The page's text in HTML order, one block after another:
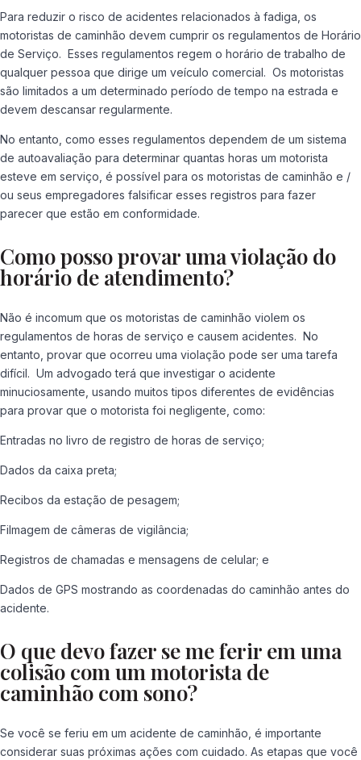
Para reduzir o risco de acidentes relacionados à fadiga, os
motoristas de caminhão devem cumprir os regulamentos de Horário
de Serviço. Esses regulamentos regem o horário de trabalho de
qualquer pessoa que dirige um veículo comercial. Os motoristas
são limitados a um determinado período de tempo na estrada e
devem descansar regularmente.
No entanto, como esses regulamentos dependem de um sistema
de autoavaliação para determinar quantas horas um motorista
esteve em serviço, é possível para os motoristas de caminhão e /
ou seus empregadores falsificar esses registros para fazer
parecer que estão em conformidade.
Como posso provar uma violação do
horário de atendimento?
Não é incomum que os motoristas de caminhão violem os
regulamentos de horas de serviço e causem acidentes. No
entanto, provar que ocorreu uma violação pode ser uma tarefa
difícil. Um advogado terá que investigar o acidente
minuciosamente, usando muitos tipos diferentes de evidências
para provar que o motorista foi negligente, como:
Entradas no livro de registro de horas de serviço;
Dados da caixa preta;
Recibos da estação de pesagem;
Filmagem de câmeras de vigilância;
Registros de chamadas e mensagens de celular; e
Dados de GPS mostrando as coordenadas do caminhão antes do
acidente.
O que devo fazer se me ferir em uma
colisão com um motorista de
caminhão com sono?
Se você se feriu em um acidente de caminhão, é importante
considerar suas próximas ações com cuidado. As etapas que você